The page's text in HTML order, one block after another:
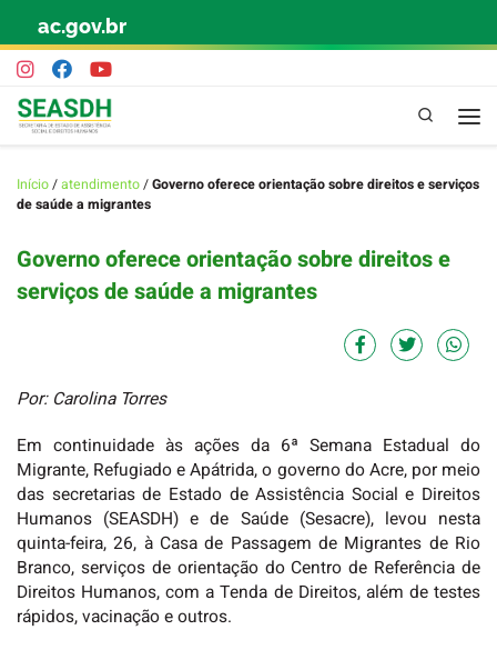
Skip to content
ac.gov.br
Pesquisa
Início/atendimento/Governo oferece orientação sobre direitos e serviços
de saúde a migrantes
Governo oferece orientação sobre direitos e
serviços de saúde a migrantes
Por: Carolina Torres
Em continuidade às ações da 6ª Semana Estadual do
Migrante, Refugiado e Apátrida, o governo do Acre, por meio
das secretarias de Estado de Assistência Social e Direitos
Humanos (SEASDH) e de Saúde (Sesacre), levou nesta
quinta-feira, 26, à Casa de Passagem de Migrantes de Rio
Branco, serviços de orientação do Centro de Referência de
Direitos Humanos, com a Tenda de Direitos, além de testes
rápidos, vacinação e outros.